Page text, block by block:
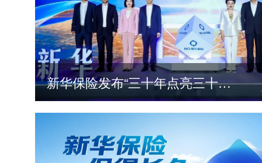
新华保险发布“三十年点亮三十城”全国人才计划